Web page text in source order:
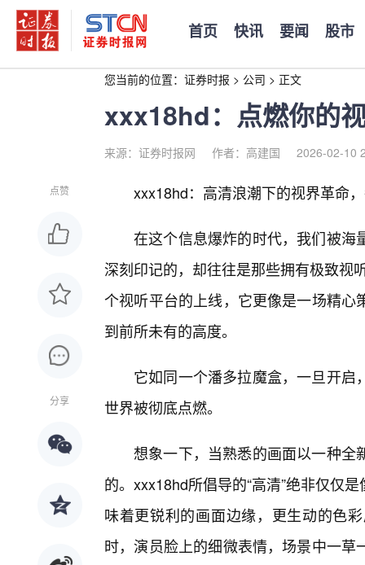
首页 快讯 要闻 股市
您当前的位置： 证券时报 > 公司 > 正文
xxx18hd：点燃你的
来源：证券时报网 作者：高建国 2026-02-10
点赞
分享
xxx18hd：高清浪潮下的视界革命
在这个信息爆炸的时代，我们被海
深刻印记的，却往往是那些拥有极致视
个视听平台的上线，它更像是一场精
到前所未有的高度。
它如同一个潘多拉魔盒，一旦开
世界被彻底点燃。
想象一下，当熟悉的画面以一种全
的。xxx18hd所倡导的“高清”绝非仅仅
味着更锐利的画面边缘，更生动的色
时，演员脸上的细微表情，场景中一